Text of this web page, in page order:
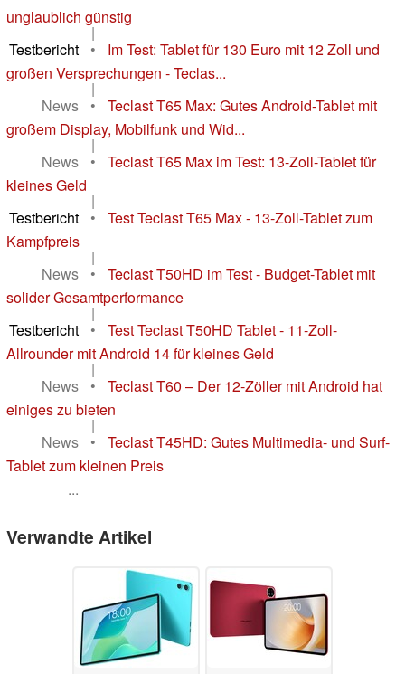
unglaublich günstig
|
Testbericht
•
Im Test: Tablet für 130 Euro mit 12 Zoll und
großen Versprechungen - Teclas...
|
News
•
Teclast T65 Max: Gutes Android-Tablet mit
großem Display, Mobilfunk und Wid...
|
News
•
Teclast T65 Max im Test: 13-Zoll-Tablet für
kleines Geld
|
Testbericht
•
Test Teclast T65 Max - 13-Zoll-Tablet zum
Kampfpreis
|
News
•
Teclast T50HD im Test - Budget-Tablet mit
solider Gesamtperformance
|
Testbericht
•
Test Teclast T50HD Tablet - 11-Zoll-
Allrounder mit Android 14 für kleines Geld
|
News
•
Teclast T60 – Der 12-Zöller mit Android hat
einiges zu bieten
|
News
•
Teclast T45HD: Gutes Multimedia- und Surf-
Tablet zum kleinen Preis
...
Verwandte Artikel